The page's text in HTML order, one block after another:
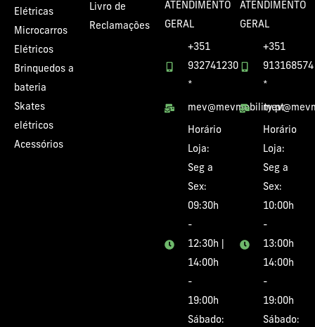
Elétricas
Microcarros
Elétricos
Brinquedos a
bateria
Skates
elétricos
Acessórios
Livro de
Reclamações
ATENDIMENTO
GERAL
+351
932741230
*
mev@mevmobility.pt
Horário
Loja:
Seg a
Sex:
09:30h
-
12:30h |
14:00h
-
19:00h
Sábado:
ATENDIMENTO
GERAL
+351
913168574
*
Horário
Loja:
Seg a
Sex:
10:00h
-
13:00h
14:00h
-
19:00h
Sábado: